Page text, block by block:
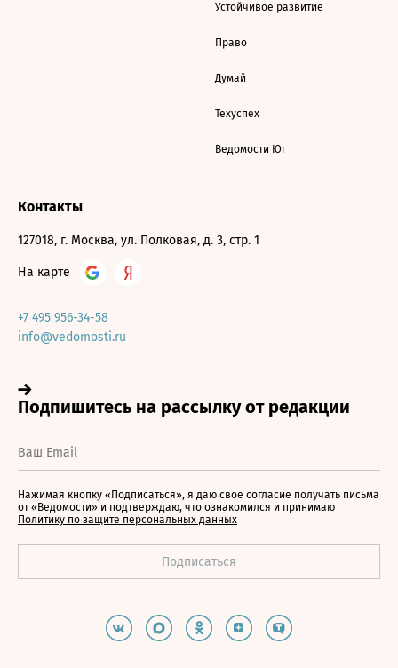
Устойчивое развитие
Право
Думай
Техуспех
Ведомости Юг
Контакты
127018, г. Москва, ул. Полковая, д. 3, стр. 1
На карте
+7 495 956-34-58
info@vedomosti.ru
Нажимая кнопку «Подписаться», я даю свое согласие получать письма
от «Ведомости» и подтверждаю, что ознакомился и принимаю
Политику по защите персональных данных